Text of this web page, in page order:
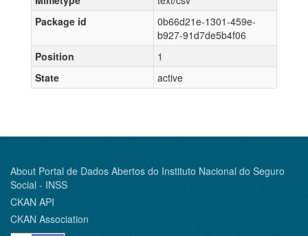
Package id
0b66d21e-1301-459e-
b927-91d7de5b4f06
Position
1
State
active
About Portal de Dados Abertos do Instituto Nacional do Seguro
Social - INSS
CKAN API
CKAN Association